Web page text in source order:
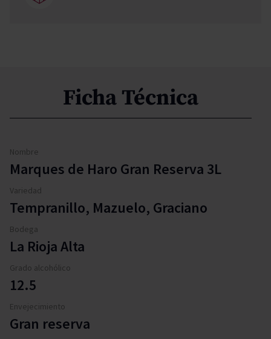
Ficha Técnica
Nombre
Marques de Haro Gran Reserva 3L
Variedad
Tempranillo, Mazuelo, Graciano
Bodega
La Rioja Alta
Grado alcohólico
12.5
Envejecimiento
Gran reserva